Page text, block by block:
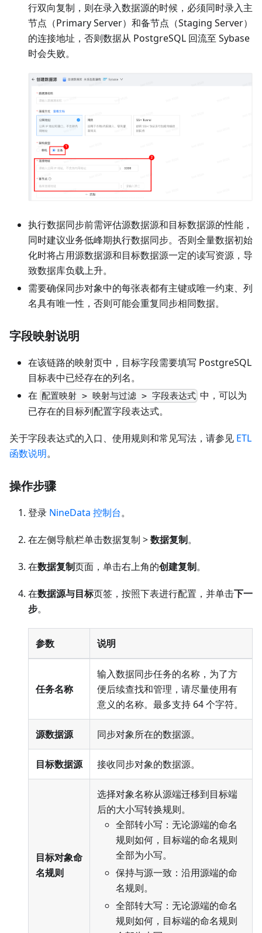
行双向复制，则在录入数据源的时候，必须同时录入主
节点（Primary Server）和备节点（Staging Server）
的连接地址，否则数据从 PostgreSQL 回流至 Sybase
时会失败。
执行数据同步前需评估源数据源和目标数据源的性能，
同时建议业务低峰期执行数据同步。否则全量数据初始
化时将占用源数据源和目标数据源一定的读写资源，导
致数据库负载上升。
需要确保同步对象中的每张表都有主键或唯一约束、列
名具有唯一性，否则可能会重复同步相同数据。
字段映射说明
在该链路的映射页中，目标字段需要填写 PostgreSQL
目标表中已经存在的列名。
在 配置映射 > 映射与过滤 > 字段表达式 中，可以为
已存在的目标列配置字段表达式。
关于字段表达式的入口、使用规则和常见写法，请参见 ETL
函数说明。
操作步骤
登录 NineData 控制台。
在左侧导航栏单击数据复制 >数据复制。
在数据复制页面，单击右上角的创建复制。
在数据源与目标页签，按照下表进行配置，并单击下一
步。
参数 说明
任务名称
输入数据同步任务的名称，为了方
便后续查找和管理，请尽量使用有
意义的名称。最多支持 64 个字符。
源数据源 同步对象所在的数据源。
目标数据源 接收同步对象的数据源。
目标对象命
名规则
选择对象名称从源端迁移到目标端
后的大小写转换规则。
全部转小写：无论源端的命名
规则如何，目标端的命名规则
全部为小写。
保持与源一致：沿用源端的命
名规则。
全部转大写：无论源端的命名
规则如何，目标端的命名规则